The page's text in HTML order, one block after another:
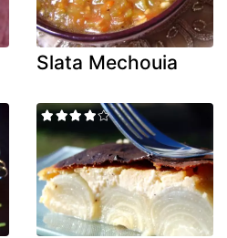
Slata Mechouia